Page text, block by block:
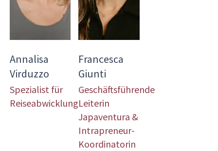
Annalisa
Virduzzo
Spezialist für
Reiseabwicklung
Francesca
Giunti
Geschäftsführende
Leiterin
Japaventura &
Intrapreneur-
Koordinatorin